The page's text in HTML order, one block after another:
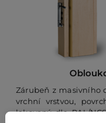
Zárubeň z masivního
vrchní vrstvou,
lakovaný dle RAL/